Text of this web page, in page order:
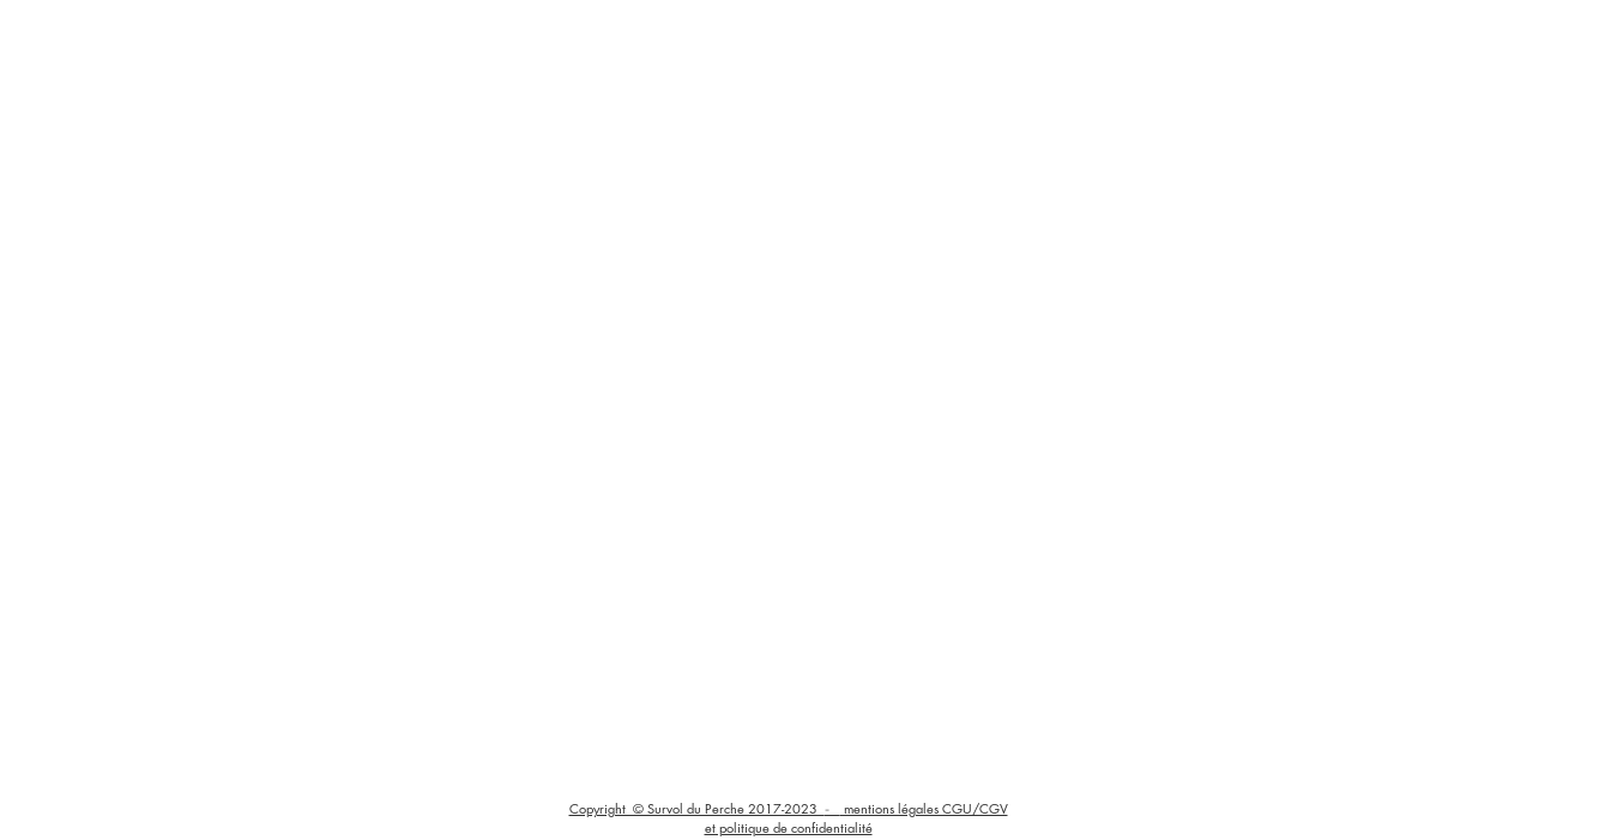
Copyright © Survol du Perche 2017-2023 -
mentions légales CGU/CGV
et politique de confidentialité